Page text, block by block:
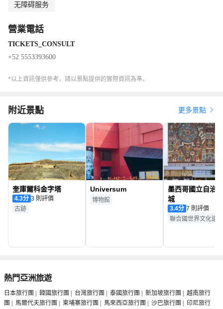
无障碍服务
營業電話
TICKETS_CONSULT
+52 5553393600
*以上資訊僅供參考，請以景點提供的實際資訊為準。
附近景點 更多景點
奎庫爾科金字塔
4.3分
3 則評價
古跡
Universum
博物館
墨西哥國立自治
城
3.4分
7 則評價
聯合國世界文化遺產
熱門亞洲旅遊
日本旅行團 | 韓國旅行團 | 台灣旅行團 | 泰國旅行團 | 新加坡旅行團 | 越南旅行
團 | 馬爾代夫旅行團 | 柬埔寨旅行團 | 馬來西亞旅行團 | 沙巴旅行團 | 印尼旅行